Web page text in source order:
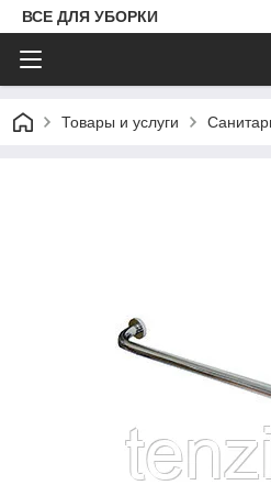
ВСЕ ДЛЯ УБОРКИ
Товары и услуги